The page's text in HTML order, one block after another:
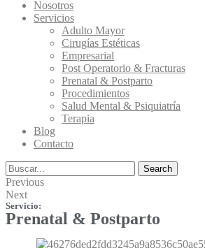
Nosotros
Servicios
Adulto Mayor
Cirugías Estéticas
Empresarial
Post Operatorio & Fracturas
Prenatal & Postparto
Procedimientos
Salud Mental & Psiquiatría
Terapia
Blog
Contacto
Search
Previous
Next
Servicio:
Prenatal & Postparto